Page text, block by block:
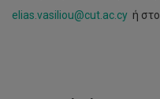
elias.vasiliou@cut.ac.cy ή
αιτήσεων
για